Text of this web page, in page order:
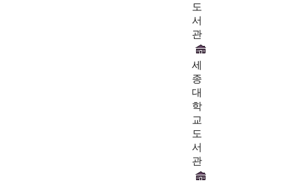
도
서
관
세
종
대
학
교
도
서
관